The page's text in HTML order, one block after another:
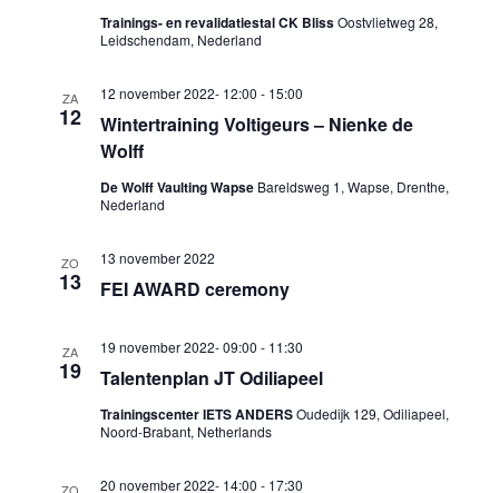
Trainings- en revalidatiestal CK BlissOostvlietweg 28,
Leidschendam, Nederland
ZA
12
Wintertraining Voltigeurs – Nienke de
Wolff
12 november 2022- 12:00 - 15:00
De Wolff Vaulting Wapse Bareldsweg 1, Wapse, Drenthe,
Nederland
ZO
13 FEI AWARD ceremony
13 november 2022
ZA
19 Talentenplan JT Odiliapeel
19 november 2022- 09:00 - 11:30
Trainingscenter IETS ANDERSOudedijk 129, Odiliapeel,
Noord-Brabant, Netherlands
20 november 2022- 14:00 - 17:30